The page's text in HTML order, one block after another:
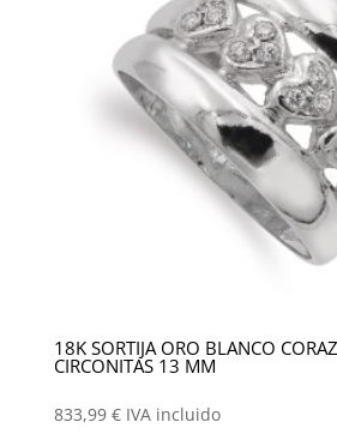
18K SORTIJA ORO BLANCO
CIRCONITAS 13 MM
833,99 € IVA incluido